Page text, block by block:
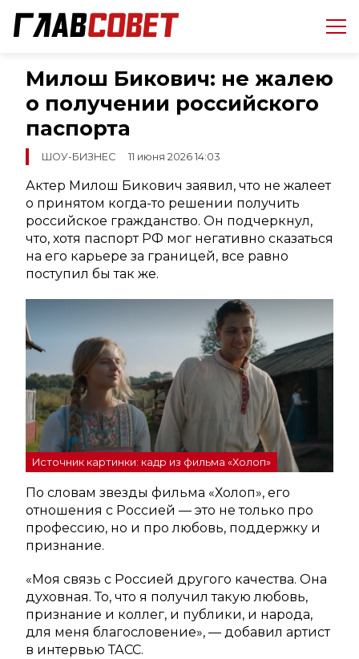
Милош Бикович: не жалею
о получении российского
паспорта
ШОУ-БИЗНЕС 11 июня 2026 14:03
Актер Милош Бикович заявил, что не жалеет
о принятом когда-то решении получить
российское гражданство. Он подчеркнул,
что, хотя паспорт РФ мог негативно сказаться
на его карьере за границей, все равно
поступил бы так же.
Источник картинки: кадр из фильма «Холоп»
По словам звезды фильма «Холоп», его
отношения с Россией — это не только про
профессию, но и про любовь, поддержку и
признание.
«Моя связь с Россией другого качества. Она
духовная. То, что я получил такую любовь,
признание и коллег, и публики, и народа,
для меня благословение», — добавил артист
в интервью ТАСС.